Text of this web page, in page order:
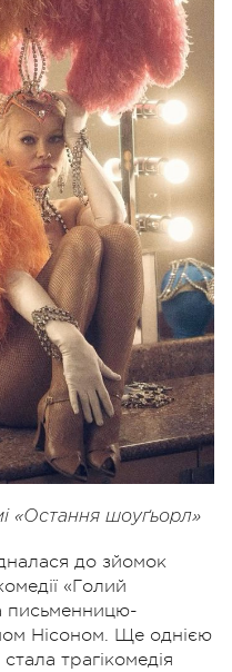
«Остання шоуґьорл»
до зйомок
«Голий
письменницю-
Нісоном. Ще однією
трагікомедія